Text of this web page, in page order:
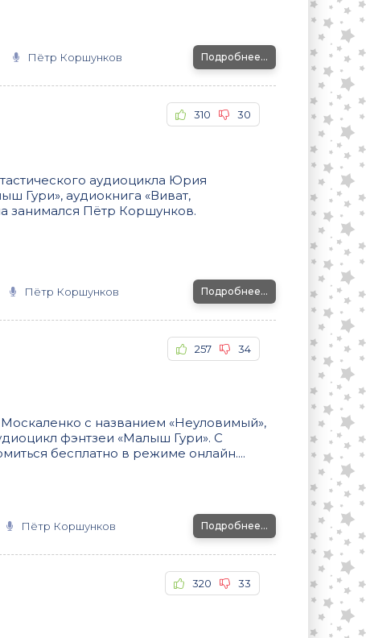
Пётр Коршунков Подробнее...
310 30
аудиоцикла Юрия
Гури», аудиокнига «Виват,
занимался Пётр Коршунков.
Пётр Коршунков Подробнее...
257 34
с названием «Неуловимый»,
фэнтзеи «Малыш Гури». С
бесплатно в режиме онлайн....
Пётр Коршунков Подробнее...
320 33